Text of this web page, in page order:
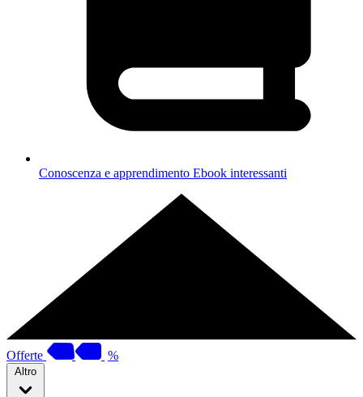
Conoscenza e apprendimento Ebook interessanti
Offerte %
Altro